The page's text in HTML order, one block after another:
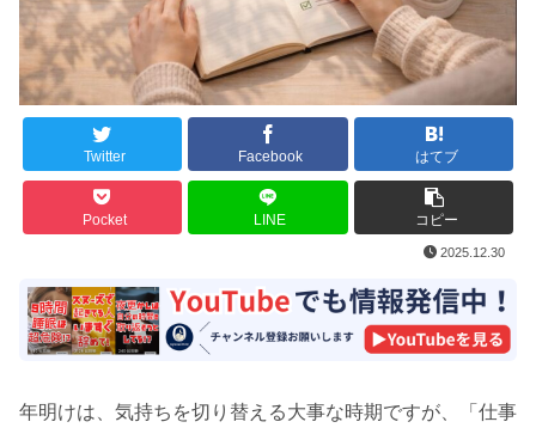
Twitter Facebook はてブ
Pocket LINE コピー
2025.12.30
年明けは、気持ちを切り替える大事な時期ですが、「仕事